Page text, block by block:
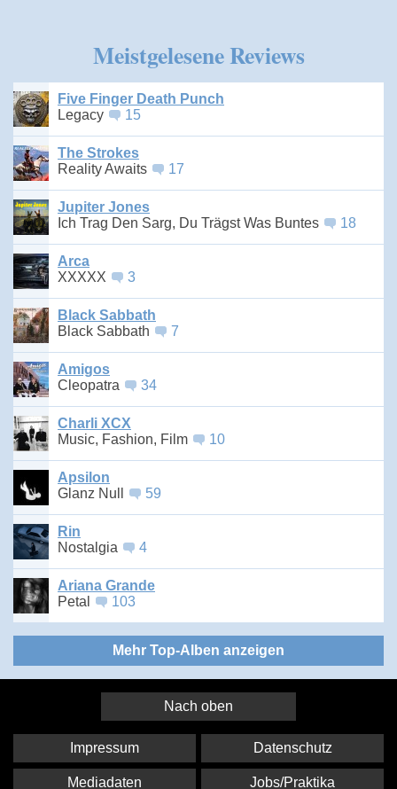
Meistgelesene Reviews
Five Finger Death Punch
Legacy
15
The Strokes
Reality Awaits
17
Jupiter Jones
Ich Trag Den Sarg, Du Trägst Was Buntes
18
Arca
XXXXX
3
Black Sabbath
Black Sabbath
7
Amigos
Cleopatra
34
Charli XCX
Music, Fashion, Film
10
Apsilon
Glanz Null
59
Rin
Nostalgia
4
Ariana Grande
Petal
103
Mehr Top-Alben anzeigen
Nach oben
Impressum Datenschutz
Mediadaten Jobs/Praktika